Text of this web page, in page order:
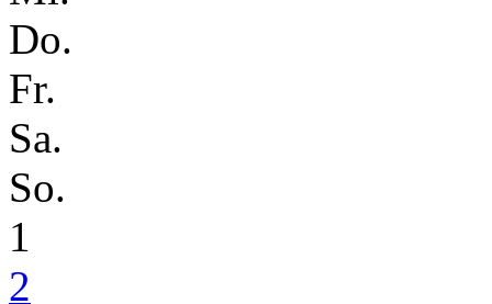
Do.
Fr.
Sa.
So.
1
2